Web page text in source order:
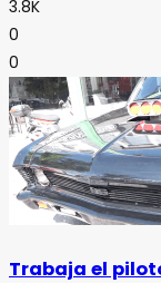
3.8K
0
0
Trabaja el